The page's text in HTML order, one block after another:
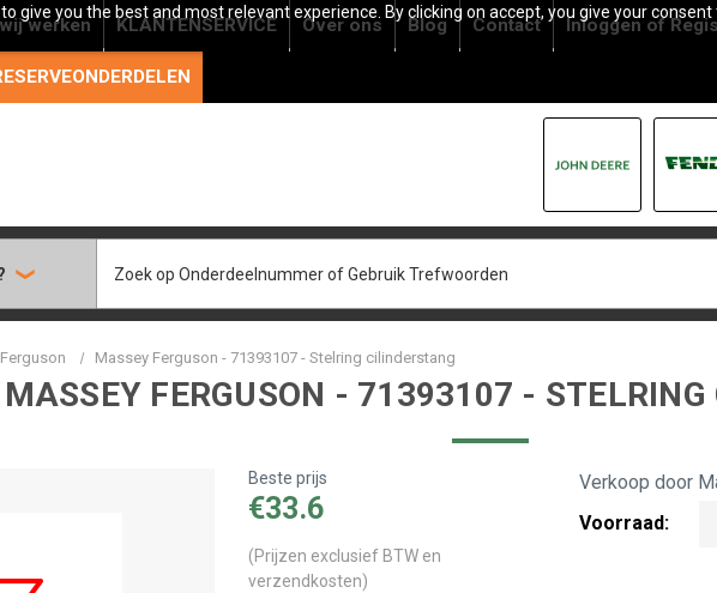
give you the best and most relevant experience. By clicking on accept, you give your
werken KLANTENSERVICE Over ons Blog Contact Inloggenof
Massey Ferguson - 71393107 - Stelring cilinderstang
MASSEY FERGUSON - 71393107 - STELRING
Beste prijs
€33.6
(Prijzen exclusief BTW en
verzendkosten)
Verkoop door
Voorraad: